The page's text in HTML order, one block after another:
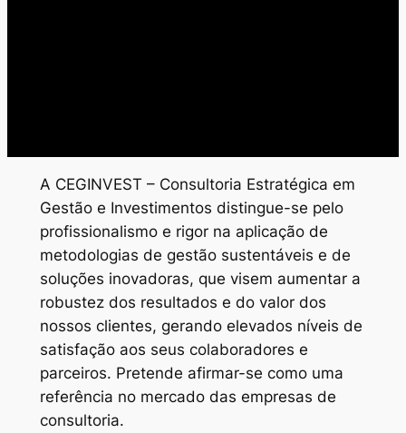
A CEGINVEST – Consultoria Estratégica em
Gestão e Investimentos distingue-se pelo
profissionalismo e rigor na aplicação de
metodologias de gestão sustentáveis e de
soluções inovadoras, que visem aumentar a
robustez dos resultados e do valor dos
nossos clientes, gerando elevados níveis de
satisfação aos seus colaboradores e
parceiros. Pretende afirmar-se como uma
referência no mercado das empresas de
consultoria.